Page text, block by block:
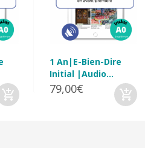
1 An|E-Bien-Dire
Initial |Audio...
79,00€